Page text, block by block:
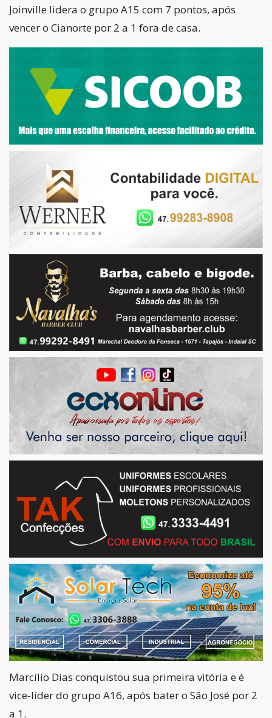
Joinville lidera o grupo A15 com 7 pontos, após
vencer o Cianorte por 2 a 1 fora de casa.
Marcílio Dias conquistou sua primeira vitória e é
vice-líder do grupo A16, após bater o São José por 2
a 1.